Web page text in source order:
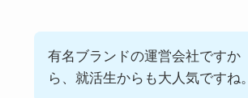
有名ブランドの運営会社ですか
ら、就活生からも大人気ですね。